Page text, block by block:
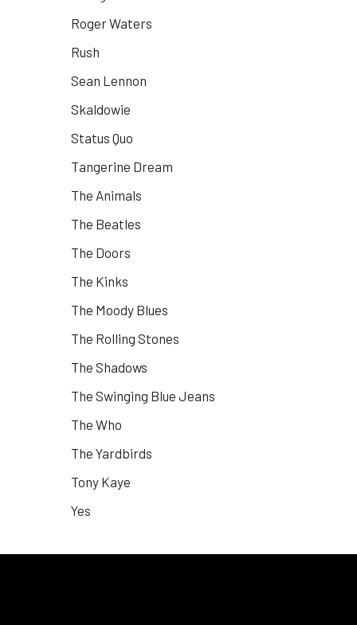
Roger Waters
Rush
Sean Lennon
Skaldowie
Status Quo
Tangerine Dream
The Animals
The Beatles
The Doors
The Kinks
The Moody Blues
The Rolling Stones
The Shadows
The Swinging Blue Jeans
The Who
The Yardbirds
Tony Kaye
Yes